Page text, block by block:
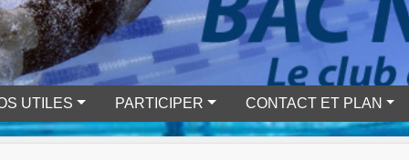
UTILES PARTICIPER CONTACT ET PLAN